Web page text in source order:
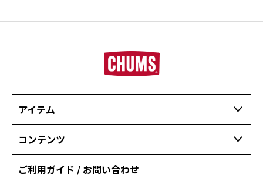
アイテム
コンテンツ
ご利用ガイド / お問い合わせ